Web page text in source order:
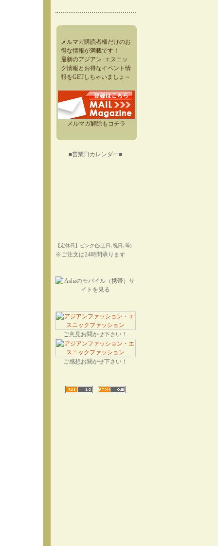
メルマガ購読者様だけのお
得な情報が満載です！
最新のアジアン･エスニッ
ク情報とお得なイベント情
報をGETしちゃいましょ～
メルマガ解除もコチラ
■営業日カレンダー■
【定休日】ピンク色(土日､祝日､等)
※ご注文は24時間承ります
ご意見お聞かせ下さい！
ご感想お聞かせ下さい！